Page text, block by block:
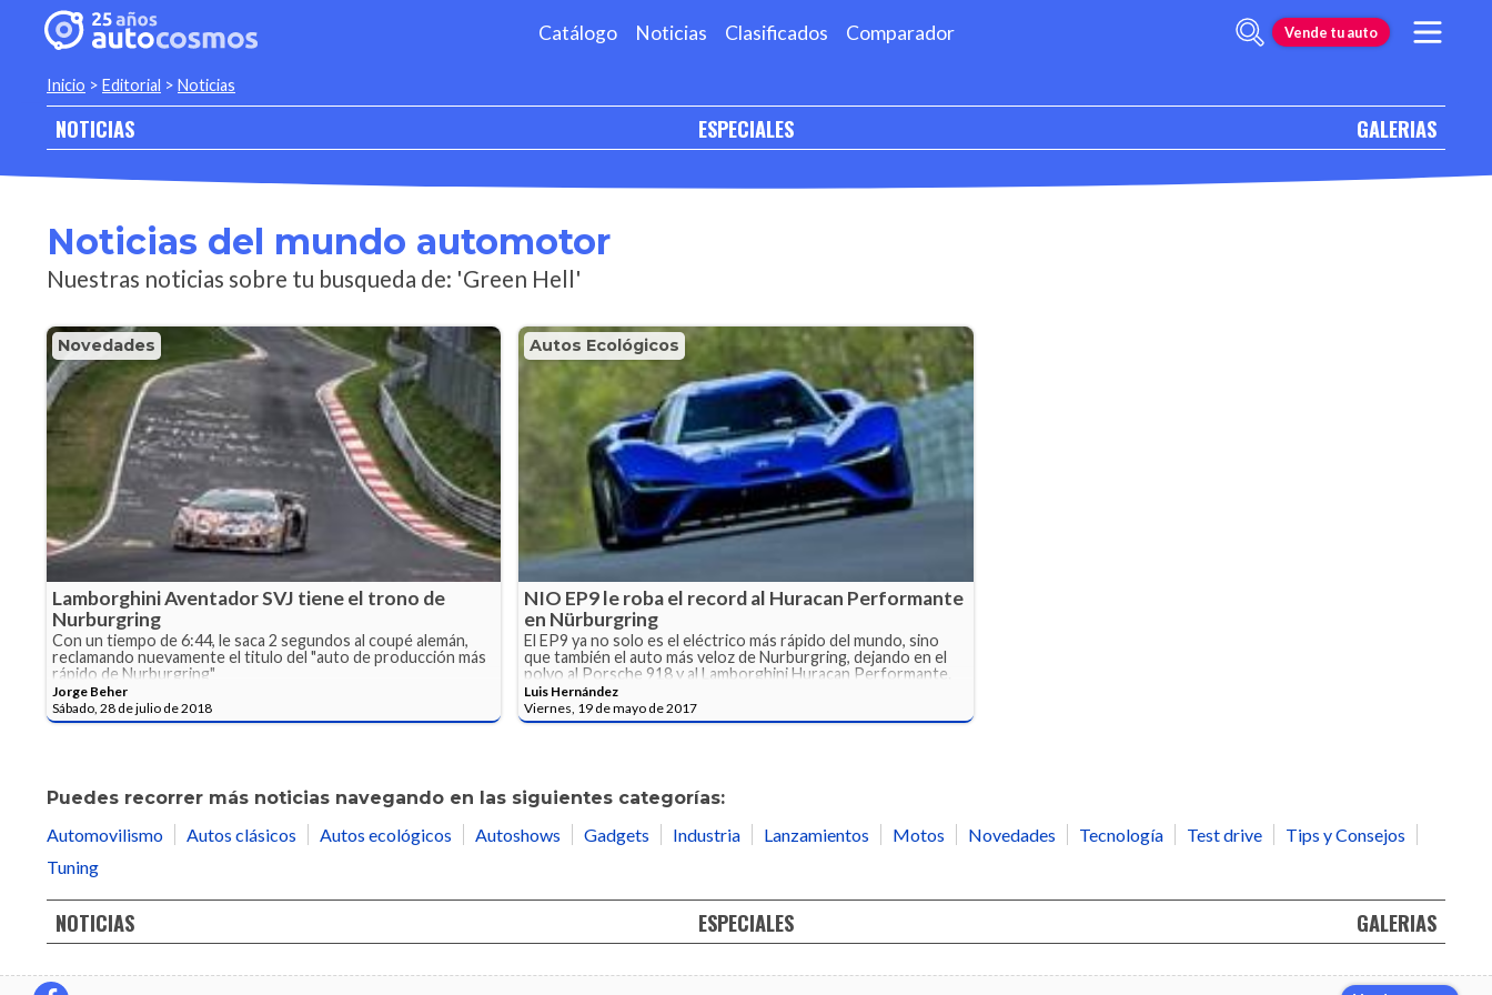
Catálogo Noticias Clasificados Comparador Vende tu auto
Inicio > Editorial > Noticias
NOTICIAS ESPECIALES GALERIAS
Noticias del mundo automotor
Nuestras noticias sobre tu busqueda de: 'Green Hell'
Novedades
Lamborghini Aventador SVJ tiene el trono de
Nurburgring
Con un tiempo de 6:44, le saca 2 segundos al coupé alemán,
reclamando nuevamente el titulo del "auto de producción más
rápido de Nurburgring"
Jorge Beher
Sábado, 28 de julio de 2018
Autos Ecológicos
NIO EP9 le roba el record al Huracan Performante
en Nürburgring
El EP9 ya no solo es el eléctrico más rápido del mundo, sino
que también el auto más veloz de Nurburgring, dejando en el
polvo al Porsche 918 y al Lamborghini Huracan Performante.
Luis Hernández
Viernes, 19 de mayo de 2017
Puedes recorrer más noticias navegando en las siguientes categorías:
Automovilismo
Autos clásicos Autos ecológicos Autoshows Gadgets Industria Lanzamientos Motos Novedades Tecnología Test drive
Tips y Consejos
Tuning
NOTICIAS ESPECIALES GALERIAS